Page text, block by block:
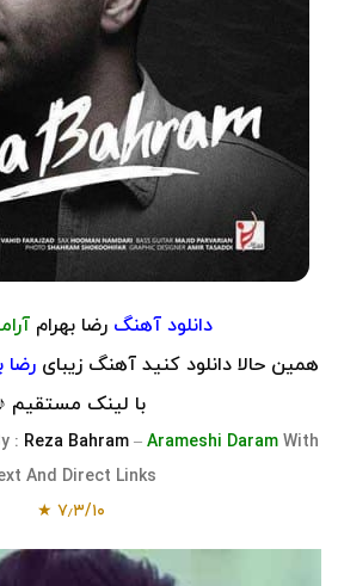
دانلود آهنگ رضا بهرام
همین حالا دانلود کنید آهنگ زیبای رضا
با لینک مستقیم
: Reza Bahram – Arameshi Daram With
And Direct Links
۷٫۳/۱۰ ★